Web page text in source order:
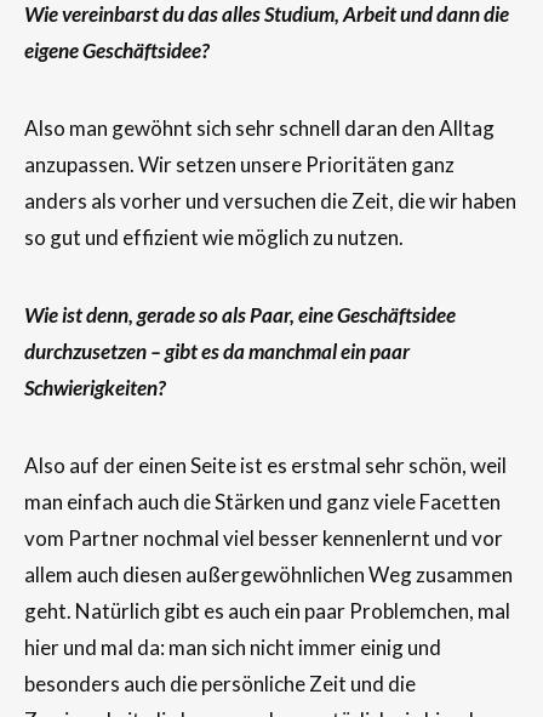
Wie vereinbarst du das alles Studium, Arbeit und dann die
eigene Geschäftsidee?
Also man gewöhnt sich sehr schnell daran den Alltag
anzupassen. Wir setzen unsere Prioritäten ganz
anders als vorher und versuchen die Zeit, die wir haben
so gut und effizient wie möglich zu nutzen.
Wie ist denn, gerade so als Paar, eine Geschäftsidee
durchzusetzen – gibt es da manchmal ein paar
Schwierigkeiten?
Also auf der einen Seite ist es erstmal sehr schön, weil
man einfach auch die Stärken und ganz viele Facetten
vom Partner nochmal viel besser kennenlernt und vor
allem auch diesen außergewöhnlichen Weg zusammen
geht. Natürlich gibt es auch ein paar Problemchen, mal
hier und mal da: man sich nicht immer einig und
besonders auch die persönliche Zeit und die